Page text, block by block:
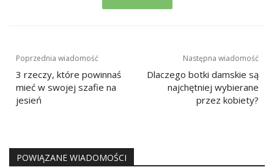
Nawigacja
wpisu
Poprzednia wiadomość
3 rzeczy, które powinnaś
mieć w swojej szafie na
jesień
Następna wiadomość
Dlaczego botki damskie są
najchętniej wybierane
przez kobiety?
POWIĄZANE WIADOMOŚCI